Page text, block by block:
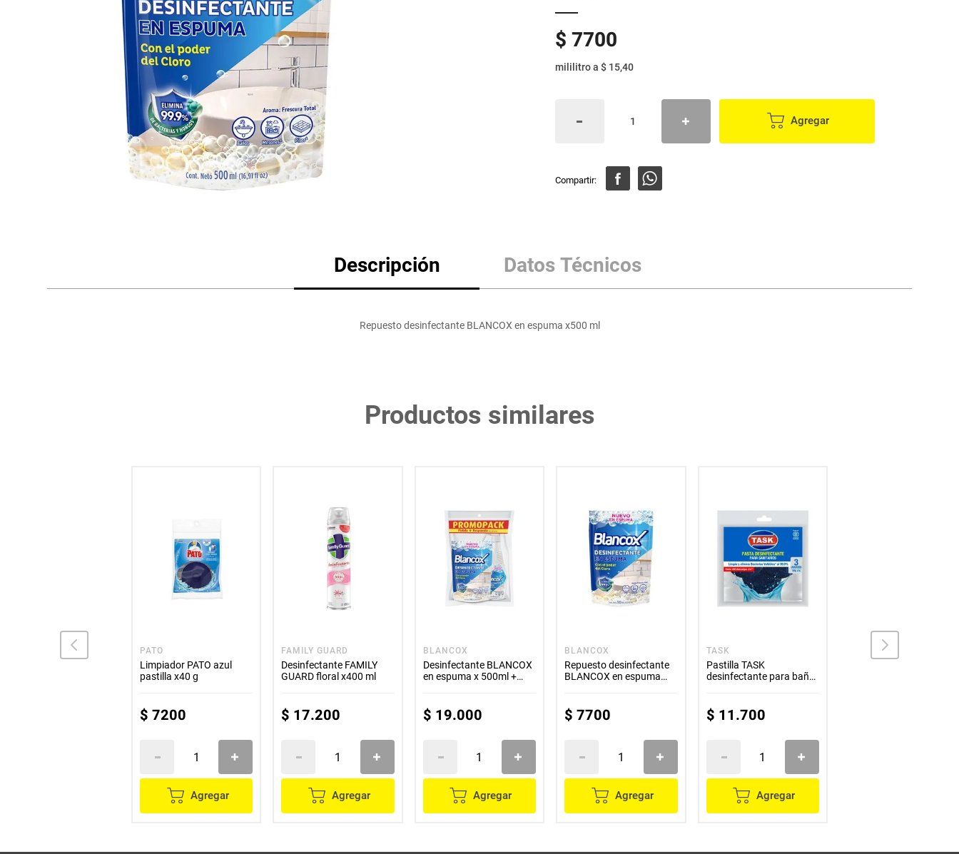
lácteos y refrigerados
vinos y licores
cuidado del bebé
otros
$7700
mililitroa $ 15,40
Agregar
Descripción Datos Técnicos
Repuesto desinfectante BLANCOX en espuma x500 ml
Productos similares
PATO
Limpiador PATO azul
pastilla x40 g
$ 7200
Agregar
FAMILY GUARD
Desinfectante FAMILY
GUARD floral x400 ml
$ 17.200
Agregar
BLANCOX
Desinfectante BLANCOX
en espuma x 500ml +
$ 19.000
Agregar
BLANCOX
Repuesto desinfectante
BLANCOX en espuma
$ 7700
Agregar
TASK
Pastilla TASK
desinfectante para baño
$ 11.700
Agregar
Aceite